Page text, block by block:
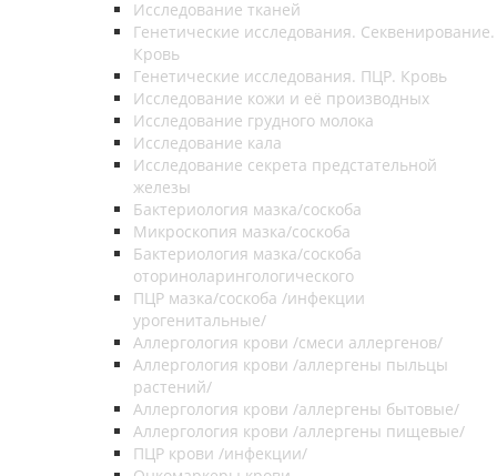
Исследование тканей
Генетические исследования. Секвенирование.
Кровь
Генетические исследования. ПЦР. Кровь
Исследование кожи и её производных
Исследование грудного молока
Исследование кала
Исследование секрета предстательной
железы
Бактериология мазка/соскоба
Микроскопия мазка/соскоба
Бактериология мазка/соскоба
оториноларингологического
ПЦР мазка/соскоба /инфекции
урогенитальные/
Аллергология крови /смеси аллергенов/
Аллергология крови /аллергены пыльцы
растений/
Аллергология крови /аллергены бытовые/
Аллергология крови /аллергены пищевые/
ПЦР крови /инфекции/